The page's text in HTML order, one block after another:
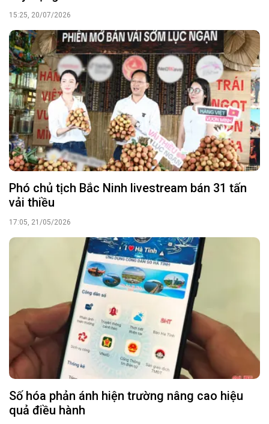
15:25, 20/07/2026
Phó chủ tịch Bắc Ninh livestream bán 31 tấn
vải thiều
17:05, 21/05/2026
Số hóa phản ánh hiện trường nâng cao hiệu
quả điều hành